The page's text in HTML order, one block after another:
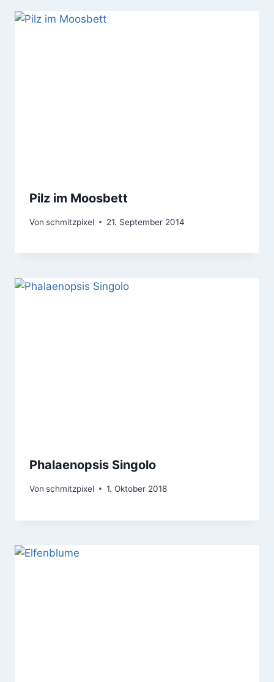
Pilz im Moosbett
Von schmitzpixel 21. September 2014
Phalaenopsis Singolo
Von schmitzpixel 1. Oktober 2018